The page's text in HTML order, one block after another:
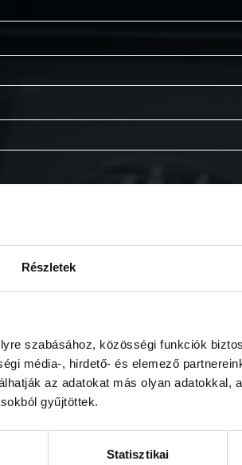
Részletek
szabásához, közösségi funkciók
média-, hirdető- és elemező
az adatokat más olyan adatokkal,
gyűjtöttek.
Statisztikai
újdonságairól, híreiről,